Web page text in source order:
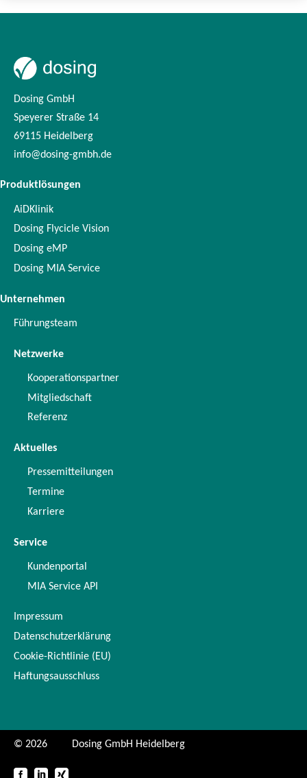
Dosing GmbH
Speyerer Straße 14
69115 Heidelberg
info@dosing-gmbh.de
Produktlösungen
AiDKlinik
Dosing Flycicle Vision
Dosing eMP
Dosing MIA Service
Unternehmen
Führungsteam
Netzwerke
Kooperationspartner
Mitgliedschaft
Referenz
Aktuelles
Pressemitteilungen
Termine
Karriere
Service
Kundenportal
MIA Service API
Impressum
Datenschutzerklärung
Cookie-Richtlinie (EU)
Haftungsausschluss
© 2026 Dosing GmbH Heidelberg